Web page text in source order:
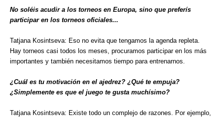
No soléis acudir a los torneos en Europa, sino que preferís
participar en los torneos oficiales...
Tatjana Kosintseva: Eso no evita que tengamos la agenda repleta.
Hay torneos casi todos los meses, procuramos participar en los más
importantes y también necesitamos tiempo para entrenarnos.
¿Cuál es tu motivación en el ajedrez? ¿Qué te empuja?
¿Simplemente es que el juego te gusta muchísimo?
Tatjana Kosintseva: Existe todo un complejo de razones. Por ejemplo,